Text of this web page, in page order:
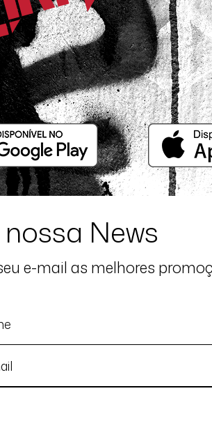
News
e-mail as melhores